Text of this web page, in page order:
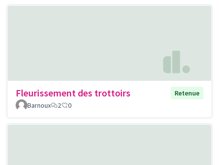
Fleurissement des trottoirs
Retenue
Barnoux
2 0